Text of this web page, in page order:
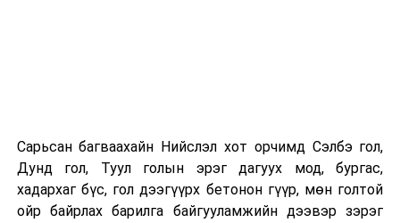
байна. Тус бүр нь 14,000 м³ нэрлэсэн багтаамжтай, 36
метрийн диаметр, 14.5 метрийн өндөртэй долоон
босоо ган сав барихаар төлөвлөсөн. Нийт хөрөнгө
оруулалтын хэмжээ 151.26 тэрбум төгрөг бөгөөд
Сарьсан багваахайн Нийслэл хот орчимд Сэлбэ гол,
Дунд гол, Туул голын эрэг дагуух мод, бургас,
хадархаг бүс, гол дээгүүрх бетонон гүүр, мөн голтой
ойр байрлах барилга байгууламжийн дээвэр зэрэг